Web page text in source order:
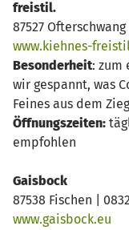
freistil.
87527
www.kiehnes-
Besonderheit: zum
wir gespannt, was
Feines aus dem
Öffnungszeiten:
empfohlen
Gaisbock
87538 Fischen |
www.gaisbock.eu